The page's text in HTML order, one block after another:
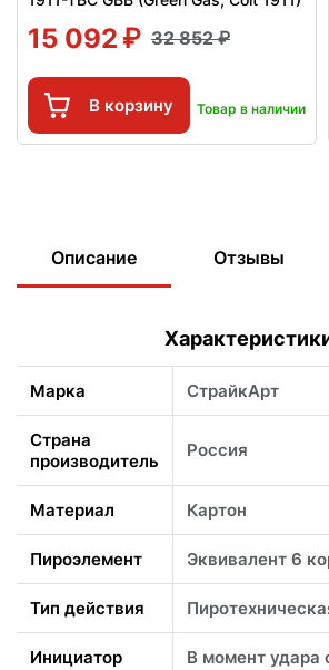
15 092 32 852
В корзину Товар в наличии
Описание Отзывы
Марка СтрайкАрт
Страна
производитель
Россия
Материал Картон
Пироэлемент Эквивалент 6
Тип действия
Инициатор В момент удара